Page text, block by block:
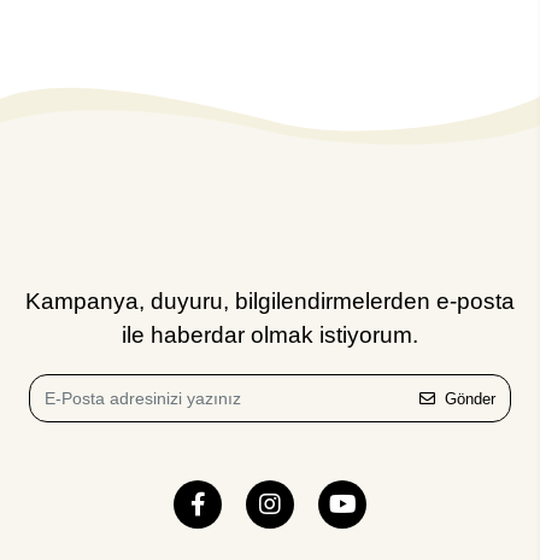
Kampanya, duyuru, bilgilendirmelerden e-posta
ile haberdar olmak istiyorum.
Gönder